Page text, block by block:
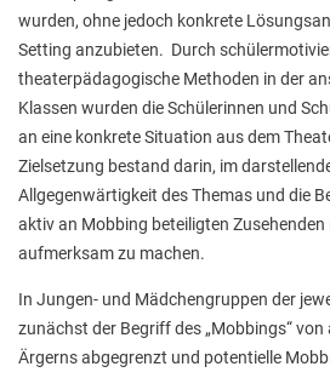
IT & Print
Musikschule
Stadtbücherei
Wirtschaft
Förderverein
Sitzungen und Protokolle
Neue Fünftklässler*innen
wurden, ohne jedoch konkrete
Setting anzubieten. Durch
theaterpädagogische Methoden in der
Klassen wurden die Schülerinnen und
an eine konkrete Situation aus dem
Zielsetzung bestand darin, im
Allgegenwärtigkeit des Themas und die
aktiv an Mobbing beteiligten
aufmerksam zu machen.
In Jungen- und Mädchengruppen der
zunächst der Begriff des „Mobbings“ von
Ärgerns abgegrenzt und potentielle